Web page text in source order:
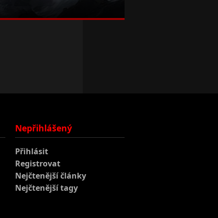
Nepřihlášený
Přihlásit
Registrovat
Nejčtenější články
Nejčtenější tagy